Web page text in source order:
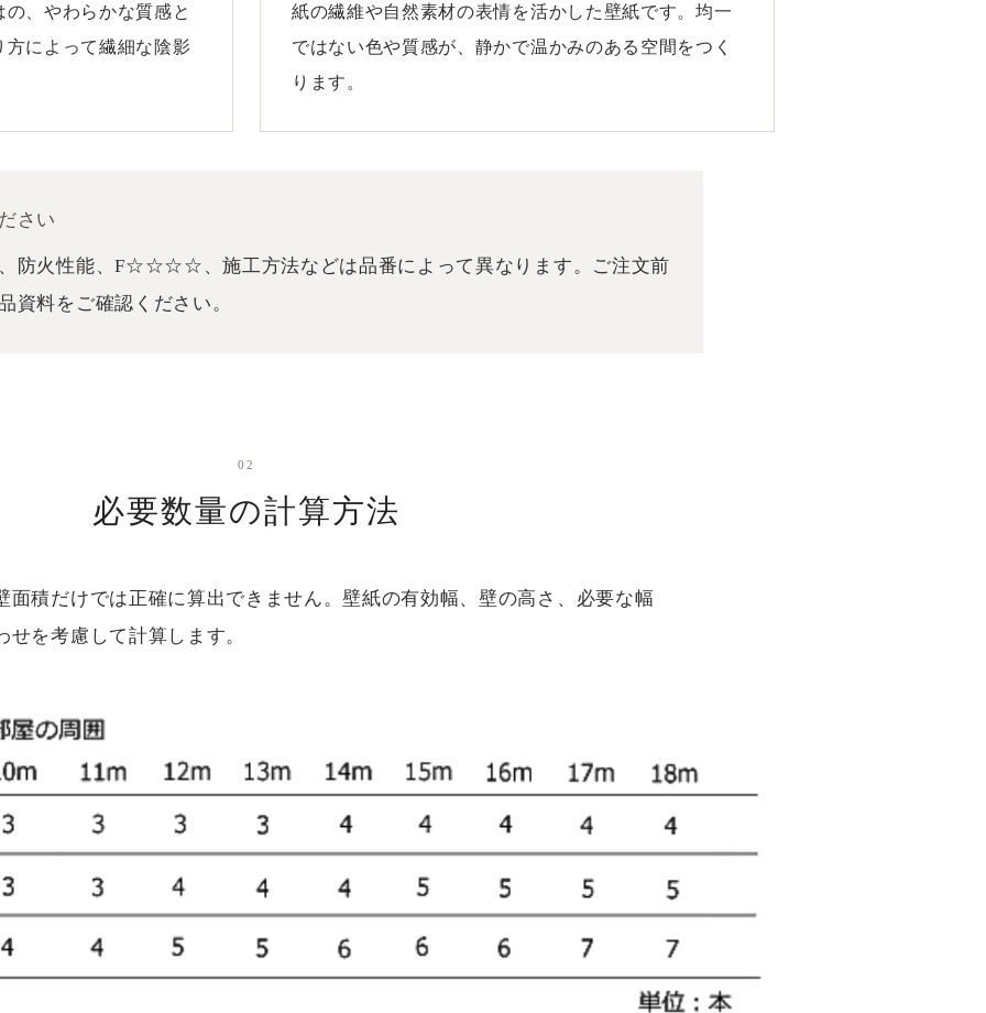
、やわらかな質感と
によって繊細な陰影
紙の繊維や自然素材の表情を活かした壁紙です。均一
ではない色や質感が、静かで温かみのある空間をつく
ります。
さい
防火性能、F☆☆☆☆、施工方法などは品番によって異なります。ご注文前
資料をご確認ください。
02
必要数量の計算方法
面積だけでは正確に算出できません。壁紙の有効幅、壁の高さ、必要な幅
を考慮して計算します。